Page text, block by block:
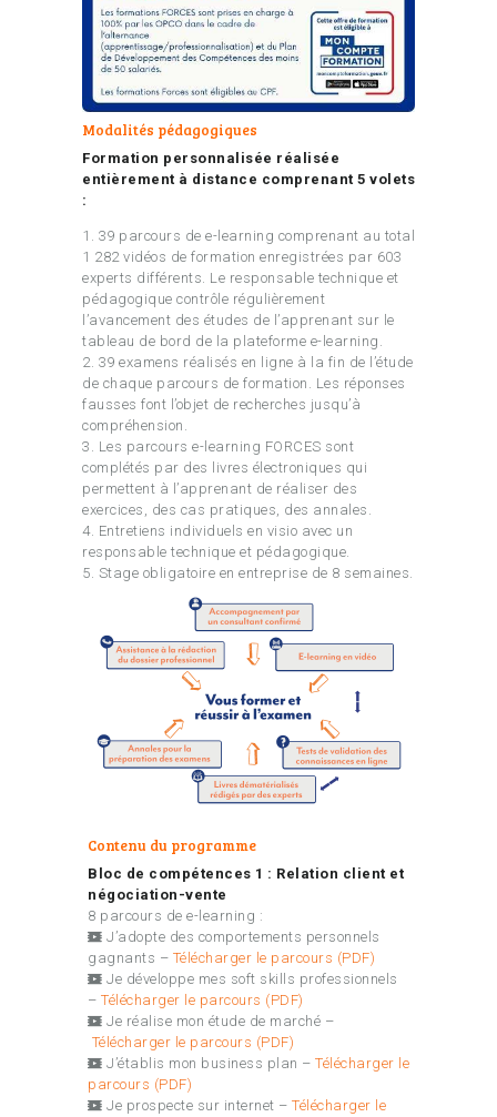
Modalités pédagogiques
Formation personnalisée réalisée
entièrement à distance comprenant 5 volets
:
1. 39 parcours de e-learning comprenant au total
1 282 vidéos de formation enregistrées par 603
experts différents. Le responsable technique et
pédagogique contrôle régulièrement
l’avancement des études de l’apprenant sur le
tableau de bord de la plateforme e-learning.
2. 39 examens réalisés en ligne à la fin de l’étude
de chaque parcours de formation. Les réponses
fausses font l’objet de recherches jusqu’à
compréhension.
3. Les parcours e-learning FORCES sont
complétés par des livres électroniques qui
permettent à l’apprenant de réaliser des
exercices, des cas pratiques, des annales.
4. Entretiens individuels en visio avec un
responsable technique et pédagogique.
5. Stage obligatoire en entreprise de 8 semaines.
Contenu du programme
Bloc de compétences 1 : Relation client et
négociation-vente
8 parcours de e-learning :
J’adopte des comportements personnels
gagnants – Télécharger le parcours (PDF)
Je développe mes soft skills professionnels
– Télécharger le parcours (PDF)
Je réalise mon étude de marché –
Télécharger le parcours (PDF)
J’établis mon business plan – Télécharger le
parcours (PDF)
Je prospecte sur internet – Télécharger le